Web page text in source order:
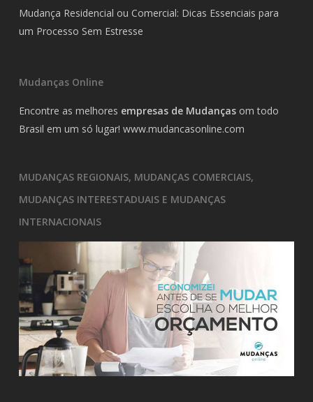
Mudança Residencial ou Comercial: Dicas Essenciais para
um Processo Sem Estresse
Mudanças Online
Encontre as melhores empresas de Mudançasom todo
Brasil em um só lugar! www.mudancasonline.com
MUDANÇAS REGIONAIS, MUDANÇAS COMERCIAIS,
MUDANÇAS INTERESTADUAIS E MUDANÇAS
INTERNACIONAIS